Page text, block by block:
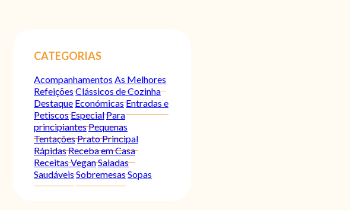
CATEGORIAS
Acompanhamentos As Melhores
RefeiçõesClássicos de Cozinha
Destaque EconómicasEntradas e
PetiscosEspecialPara
principiantesPequenas
TentaçõesPrato Principal
RápidasReceba em Casa
Receitas VeganSaladas
SaudáveisSobremesasSopas